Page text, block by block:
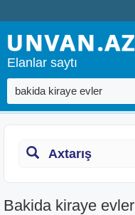
Elanlar saytı
Axtarış
Bakida kiraye evler